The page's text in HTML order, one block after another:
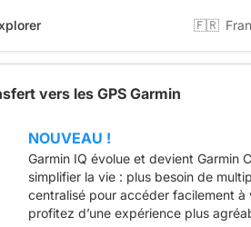
🇫🇷
vers les GPS Garmin
NOUVEAU !
Garmin IQ évolue et devient Garmin
simplifier la vie : plus besoin de
centralisé pour accéder facilement à
profitez d’une expérience plus